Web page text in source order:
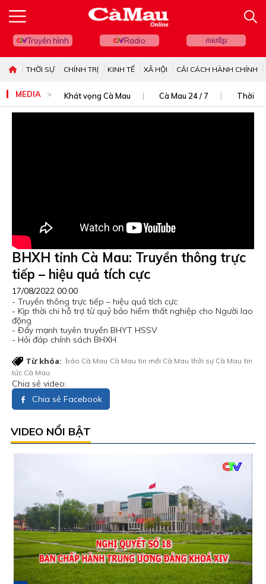
Truyền hình Radio ភាសាខ្មែរ
THỜI SỰ CHÍNH TRỊ KINH TẾ XÃ HỘI CẢI CÁCH HÀNH CHÍNH
MEDIA Khát vọng Cà Mau Cà Mau 24 / 7 Thời sự
BHXH tỉnh Cà Mau: Truyền thông trực
tiếp – hiệu quả tích cực
17/08/2022 00:00
- Truyền thông trực tiếp – hiệu quả tích cực
- Kịp thời chi hỗ trợ từ quỷ bảo hiểm thất nghiệp cho Người lao
động
- Đẩy mạnh tuyên truyền BHYT HSSV
- Hỏi đáp chính sách BHXH
Từ khóa: báo Cà Mau Cà Mau tin mới Cà Mau thời sự Cà Mau tin
tức Cà Mau
Chia sẻ video:
Chia sẻ Facebook
VIDEO NỔI BẬT